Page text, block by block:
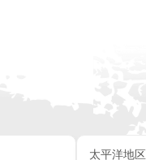
太平洋地区